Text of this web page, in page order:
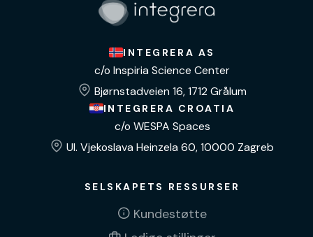
INTEGRERA AS
c/o Inspiria Science Center
Bjørnstadveien 16, 1712 Grålum
INTEGRERA CROATIA
c/o WESPA Spaces
Ul. Vjekoslava Heinzela 60, 10000 Zagreb
SELSKAPETS RESSURSER
Kundestøtte